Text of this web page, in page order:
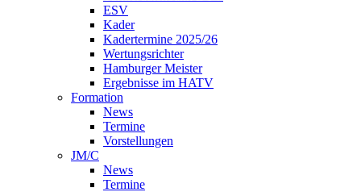
ESV
Kader
Kadertermine 2025/26
Wertungsrichter
Hamburger Meister
Ergebnisse im HATV
Formation
News
Termine
Vorstellungen
JM/C
News
Termine